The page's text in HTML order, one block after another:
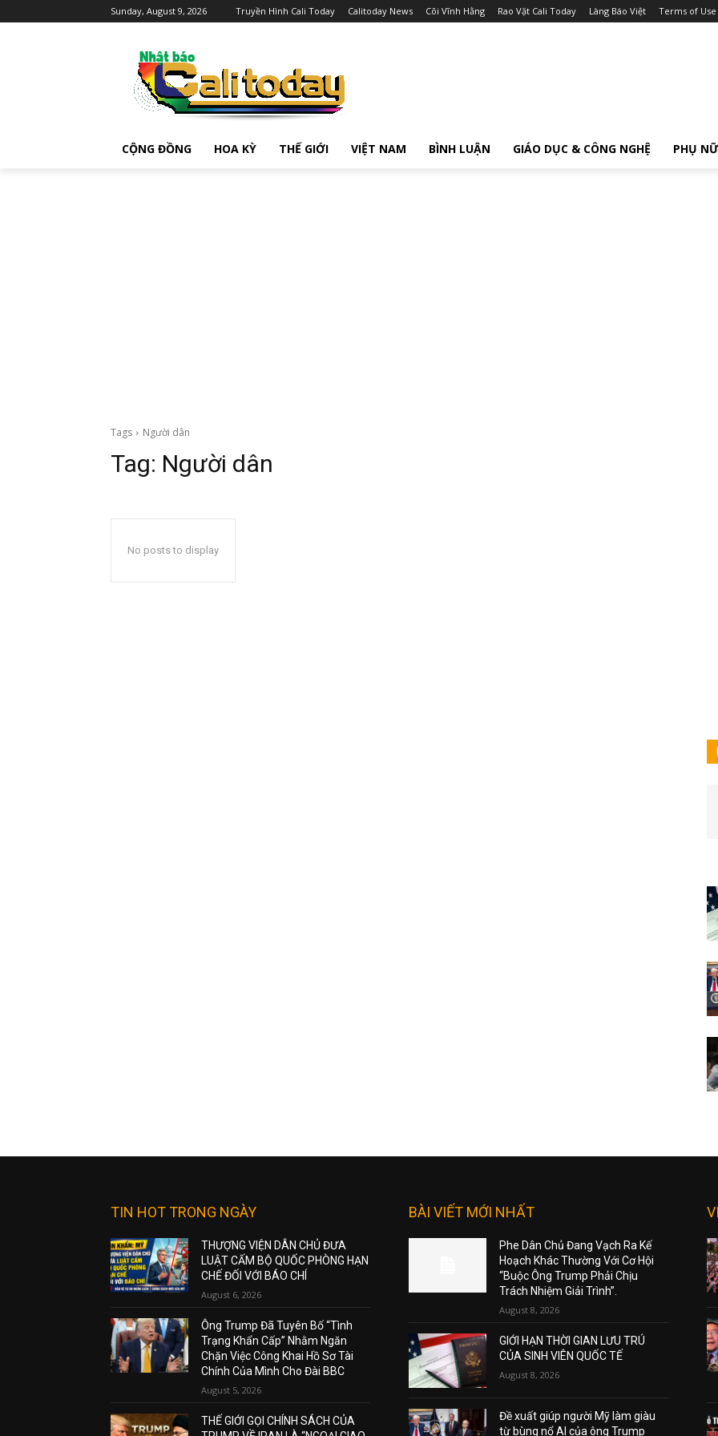
Sunday, August 9, 2026 Truyền Hình Cali Today Calitoday News Cõi Vĩnh Hằng Rao Vặt Cali Today Làng Báo Việt Terms of Use
CỘNG ĐỒNG HOA KỲ THẾ GIỚI VIỆT NAM BÌNH LUẬN GIÁO DỤC & CÔNG NGHỆ PHỤ NỮ
Tags Người dân
Tag: Người dân
No posts to display
TIN HOT TRONG NGÀY
THƯỢNG VIỆN DÂN CHỦ ĐƯA
LUẬT CẤM BỘ QUỐC PHÒNG HẠN
CHẾ ĐỐI VỚI BÁO CHÍ
August 6, 2026
Ông Trump Đã Tuyên Bố “Tình
Trạng Khẩn Cấp” Nhằm Ngăn
Chặn Việc Công Khai Hồ Sơ Tài
Chính Của Mình Cho Đài BBC
August 5, 2026
THẾ GIỚI GỌI CHÍNH SÁCH CỦA
BÀI VIẾT MỚI NHẤT
Phe Dân Chủ Đang Vạch Ra Kế
Hoạch Khác Thường Với Cơ Hội
“Buộc Ông Trump Phải Chịu
Trách Nhiệm Giải Trình”.
August 8, 2026
GIỚI HẠN THỜI GIAN LƯU TRÚ
CỦA SINH VIÊN QUỐC TẾ
August 8, 2026
Đề xuất giúp người Mỹ làm giàu
từ bùng nổ AI của ông Trump